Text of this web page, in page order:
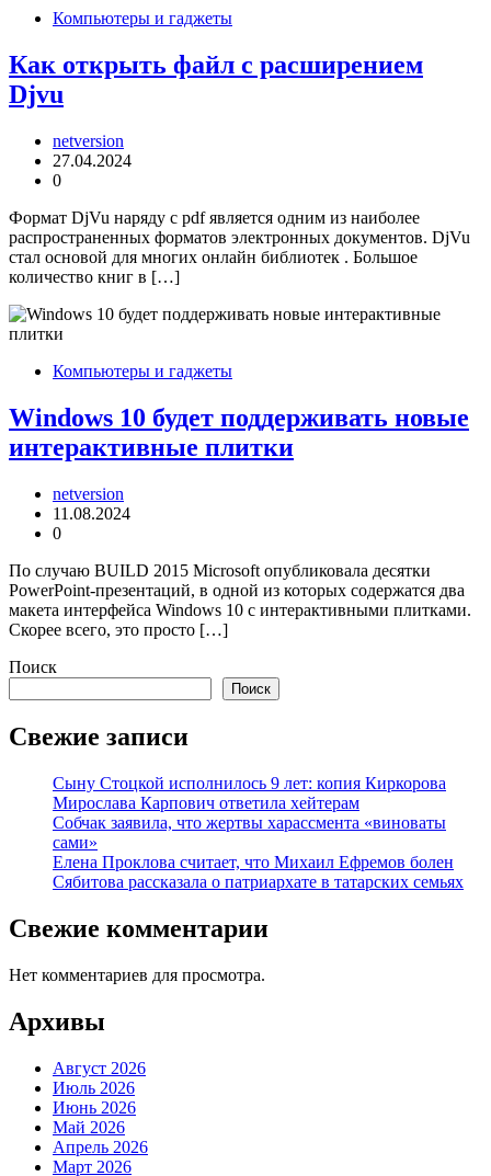
Компьютеры и гаджеты
Как открыть файл с расширением
Djvu
netversion
27.04.2024
0
Формат DjVu наряду с pdf является одним из наиболее
распространенных форматов электронных документов. DjVu
стал основой для многих онлайн библиотек . Большое
количество книг в […]
Компьютеры и гаджеты
Windows 10 будет поддерживать новые
интерактивные плитки
netversion
11.08.2024
0
По случаю BUILD 2015 Microsoft опубликовала десятки
PowerPoint-презентаций, в одной из которых содержатся два
макета интерфейса Windows 10 с интерактивными плитками.
Скорее всего, это просто […]
Поиск
Поиск
Свежие записи
Сыну Стоцкой исполнилось 9 лет: копия Киркорова
Мирослава Карпович ответила хейтерам
Собчак заявила, что жертвы харассмента «виноваты
сами»
Елена Проклова считает, что Михаил Ефремов болен
Сябитова рассказала о патриархате в татарских семьях
Свежие комментарии
Нет комментариев для просмотра.
Архивы
Август 2026
Июль 2026
Июнь 2026
Май 2026
Апрель 2026
Март 2026